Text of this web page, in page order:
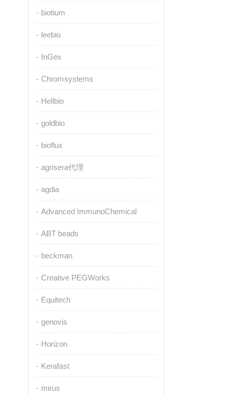
biotium
leebio
InGex
Chromsystems
Hellbio
goldbio
bioflux
agrisera代理
agdia
Advanced ImmunoChemical
ABT beads
beckman
Creative PEGWorks
Equitech
genovis
Horizon
Kerafast
mirus